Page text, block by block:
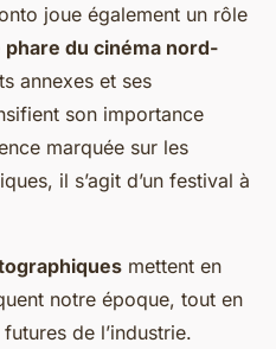
joue également un rôle
phare du cinéma nord-
annexes et ses
son importance
marquée sur les
il s’agit d’un festival à
mettent en
notre époque, tout en
de l’industrie.